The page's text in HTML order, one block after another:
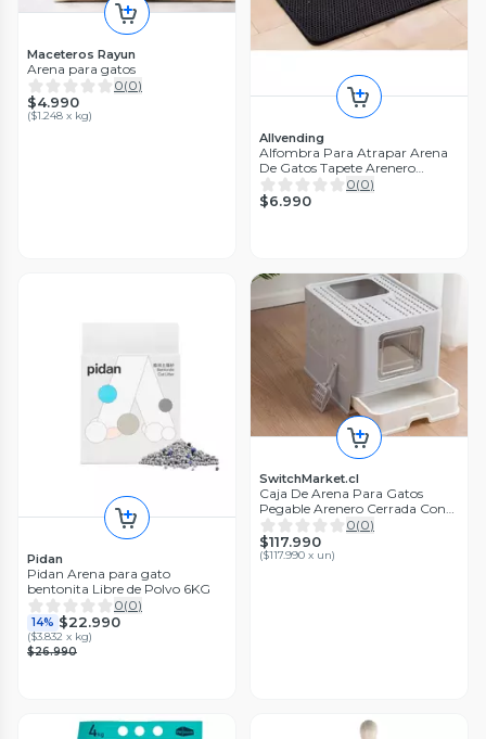
Maceteros Rayun
Arena para gatos
0(0)
$4.990
($1.248 x kg)
Allvending
Alfombra Para Atrapar Arena
De Gatos Tapete Arenero
Mascotas Color Negro 45 60cm
0(0)
$6.990
Pidan
Pidan Arena para gato
bentonita Libre de Polvo 6KG
0(0)
14% $22.990
($3.832 x kg)
$26.990
SwitchMarket.cl
Caja De Arena Para Gatos
Pegable Arenero Cerrada Con
Pala
0(0)
$117.990
($117.990 x un)